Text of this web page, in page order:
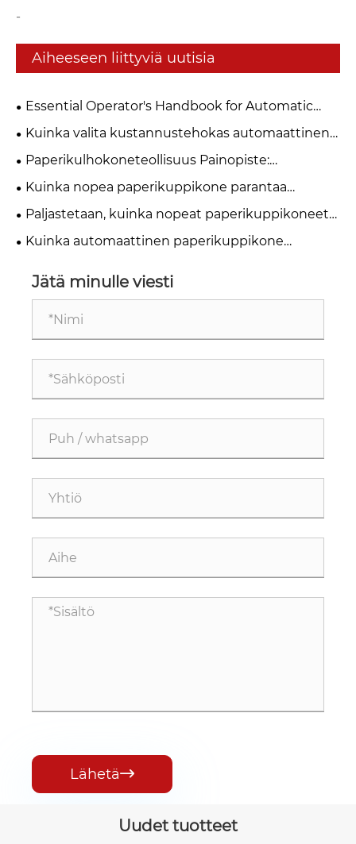
-
Aiheeseen liittyviä uutisia
Essential Operator's Handbook for Automatic
Paper Cup Machines
Kuinka valita kustannustehokas automaattinen
paperikuppikone pienille ja keskikokoisille
paperikuppitehtaille vuonna 2026?
Paperikulhokoneteollisuus Painopiste:
automaatio, huolto ja hankintaratkaisut
Kuinka nopea paperikuppikone parantaa
tuotannon tehokkuutta?
Paljastetaan, kuinka nopeat paperikuppikoneet
saavuttavat kaksinkertaisen tuotantokapasiteetin
Kuinka automaattinen paperikuppikone
Jätä minulle viesti
Lähetä
Uudet tuotteet